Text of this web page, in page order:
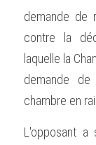
demande de
contre la
laquelle la
demande
chambre en
L'opposant a